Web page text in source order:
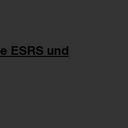
ESRS und